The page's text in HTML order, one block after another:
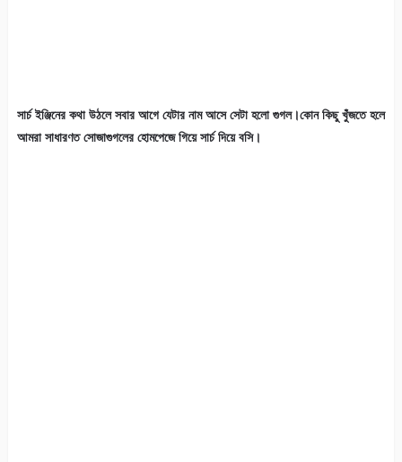
সার্চ ইঞ্জিনের কথা উঠলে সবার আগে যেটার নাম আসে সেটা হলো গুগল।কোন কিছু খুঁজতে হলে
আমরা সাধারণত সোজাগুগলের হোমপেজে গিয়ে সার্চ দিয়ে বসি।